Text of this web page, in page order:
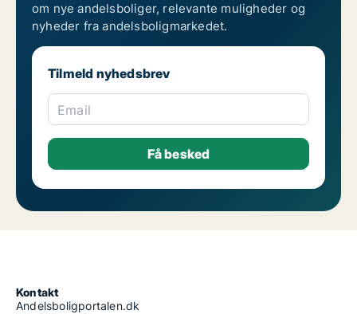
om nye andelsboliger, relevante muligheder og
nyheder fra andelsboligmarkedet.
Tilmeld nyhedsbrev
Email
Kontakt
Andelsboligportalen.dk